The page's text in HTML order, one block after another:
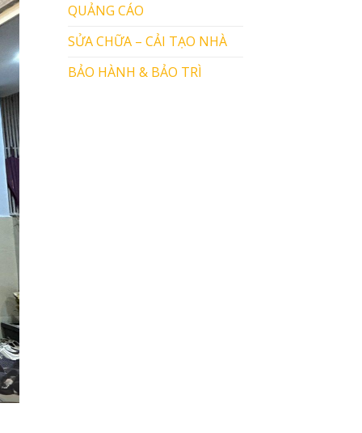
QUẢNG CÁO
SỬA CHỮA – CẢI TẠO NHÀ
BẢO HÀNH & BẢO TRÌ